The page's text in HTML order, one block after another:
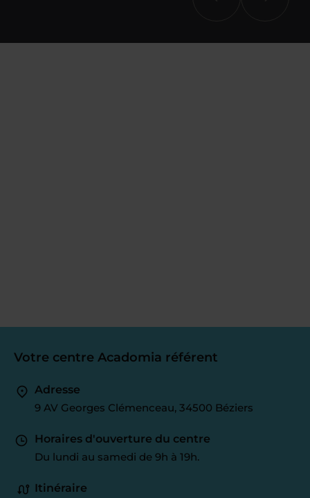
Votre centre Acadomia référent
Adresse
9 AV Georges Clémenceau, 34500 Béziers
Horaires d'ouverture du centre
Du lundi au samedi de 9h à 19h.
Itinéraire